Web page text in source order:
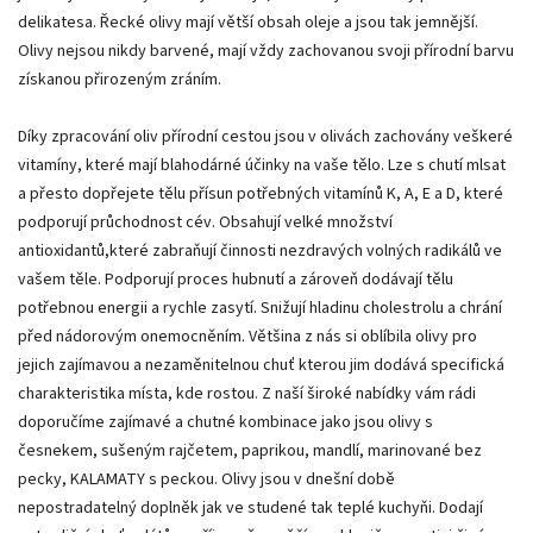
delikatesa. Řecké olivy mají větší obsah oleje a jsou tak jemnější.
Olivy nejsou nikdy barvené, mají vždy zachovanou svoji přírodní barvu
získanou přirozeným zráním.
Díky zpracování oliv přírodní cestou jsou v olivách zachovány veškeré
vitamíny, které mají blahodárné účinky na vaše tělo. Lze s chutí mlsat
a přesto dopřejete tělu přísun potřebných vitamínů K, A, E a D, které
podporují průchodnost cév. Obsahují velké množství
antioxidantů,které zabraňují činnosti nezdravých volných radikálů ve
vašem těle. Podporují proces hubnutí a zároveň dodávají tělu
potřebnou energii a rychle zasytí. Snižují hladinu cholestrolu a chrání
před nádorovým onemocněním. Většina z nás si oblíbila olivy pro
jejich zajímavou a nezaměnitelnou chuť kterou jim dodává specifická
charakteristika místa, kde rostou. Z naší široké nabídky vám rádi
doporučíme zajímavé a chutné kombinace jako jsou olivy s
česnekem, sušeným rajčetem, paprikou, mandlí, marinované bez
pecky, KALAMATY s peckou. Olivy jsou v dnešní době
nepostradatelný doplněk jak ve studené tak teplé kuchyňi. Dodají